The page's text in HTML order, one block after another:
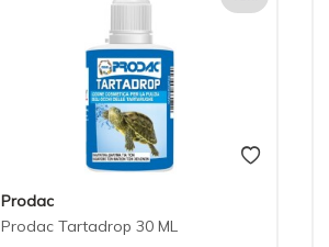
Prodac
Prodac Tartadrop 30 ML